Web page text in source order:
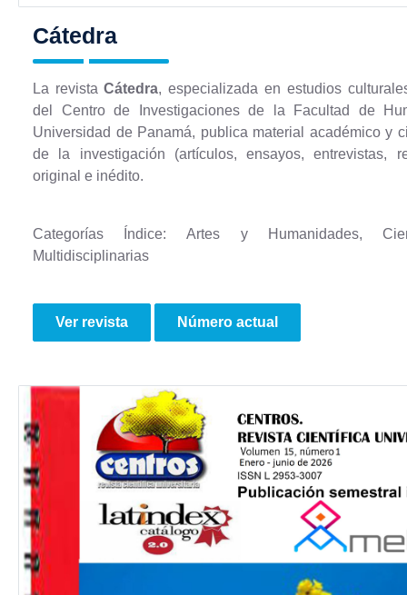
Cátedra
La revista Cátedra, especializada en estudios
del Centro de Investigaciones de la Facultad de
Universidad de Panamá, publica material académico y
de la investigación (artículos, ensayos, entrevistas,
original e inédito.
Categorías Índice: Artes y Humanidades,
Multidisciplinarias
Ver revista Número actual